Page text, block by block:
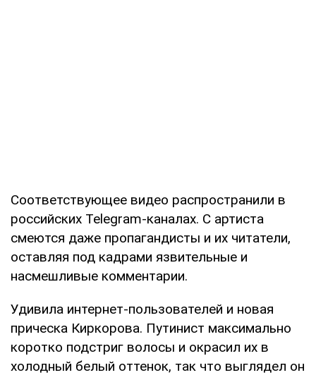
Соответствующее видео распространили в
российских Telegram-каналах. С артиста
смеются даже пропагандисты и их читатели,
оставляя под кадрами язвительные и
насмешливые комментарии.
Удивила интернет-пользователей и новая
прическа Киркорова. Путинист максимально
коротко подстриг волосы и окрасил их в
холодный белый оттенок, так что выглядел он